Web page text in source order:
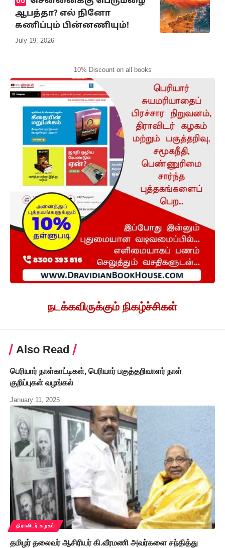
ஆபத்தா? எல் நினோ
கணிப்பும் பின்னணியும்!
July 19, 2026
10% Discount on all books
நடக்கவிருக்கும் நிகழ்ச்சிகள்
Also Read
பெரியார் நாள்காட்டிகள், பெரியார் பகுத்தறிவாளர் நாள்
குறிப்புகள் வழங்கல்
January 11, 2025
திராவிடர் கழகம்
தமிழர் தலைவர் ஆசிரியர் கி.வீரமணி அவர்களை சந்தித்து